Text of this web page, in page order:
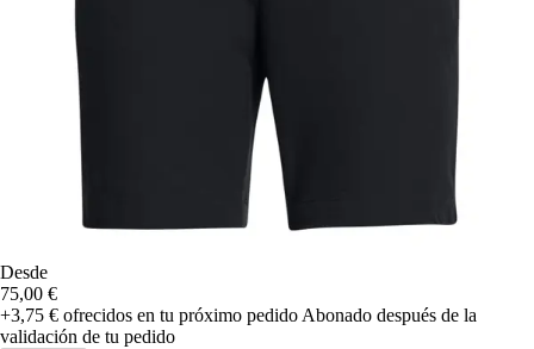
Desde
75,00 €
+3,75 € ofrecidos en tu próximo pedido Abonado después de la
validación de tu pedido